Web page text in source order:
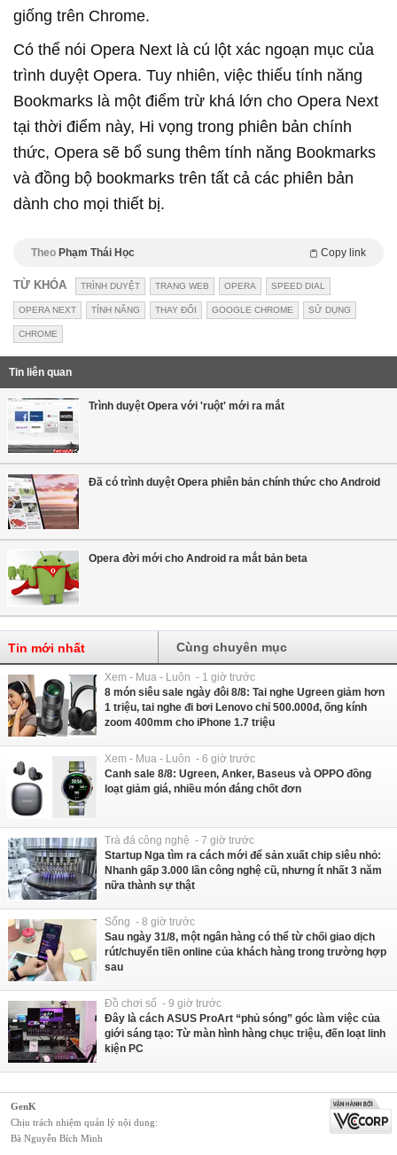
giống trên Chrome.
Có thể nói Opera Next là cú lột xác ngoạn mục của
trình duyệt Opera. Tuy nhiên, việc thiếu tính năng
Bookmarks là một điểm trừ khá lớn cho Opera Next
tại thời điểm này, Hi vọng trong phiên bản chính
thức, Opera sẽ bổ sung thêm tính năng Bookmarks
và đồng bộ bookmarks trên tất cả các phiên bản
dành cho mọi thiết bị.
Theo Phạm Thái Học Copy link
TỪ KHÓA TRÌNH DUYỆT TRANG WEB OPERA SPEED DIAL
OPERA NEXT TÍNH NĂNG THAY ĐỔI GOOGLE CHROME SỬ DỤNG
CHROME
Tin liên quan
Trình duyệt Opera với 'ruột' mới ra mắt
Đã có trình duyệt Opera phiên bản chính thức cho Android
Opera đời mới cho Android ra mắt bản beta
Tin mới nhất Cùng chuyên mục
Xem - Mua - Luôn - 1 giờ trước
8 món siêu sale ngày đôi 8/8: Tai nghe Ugreen giảm hơn
1 triệu, tai nghe đi bơi Lenovo chỉ 500.000đ, ống kính
zoom 400mm cho iPhone 1.7 triệu
Xem - Mua - Luôn - 6 giờ trước
Canh sale 8/8: Ugreen, Anker, Baseus và OPPO đồng
loạt giảm giá, nhiều món đáng chốt đơn
Trà đá công nghệ - 7 giờ trước
Startup Nga tìm ra cách mới để sản xuất chip siêu nhỏ:
Nhanh gấp 3.000 lần công nghệ cũ, nhưng ít nhất 3 năm
nữa thành sự thật
Sống - 8 giờ trước
Sau ngày 31/8, một ngân hàng có thể từ chối giao dịch
rút/chuyển tiền online của khách hàng trong trường hợp
sau
Đồ chơi số - 9 giờ trước
Đây là cách ASUS ProArt “phủ sóng” góc làm việc của
giới sáng tạo: Từ màn hình hàng chục triệu, đến loạt linh
kiện PC
GenK
Chịu trách nhiệm quản lý nội dung:
Bà Nguyễn Bích Minh